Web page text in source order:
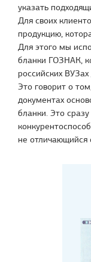
указать
Для своих
продукцию,
Для этого мы
бланки ГОЗНАК,
российских
Это говорит о
документах
бланки. Это
не отличающийся